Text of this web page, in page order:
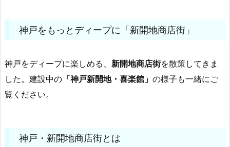
神戸をもっとディープに「新開地商店街」
神戸をディープに楽しめる、 新開地商店街を散策してきま
した。建設中の 「神戸新開地・喜楽館」 の様子も一緒にご
覧ください。
神戸・新開地商店街とは